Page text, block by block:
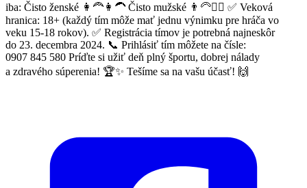
iba: Čisto ženské 👩‍🦰👩‍🦱 Čisto mužské 👨‍🦳👱‍♂️ ✅ Veková
hranica: 18+ (každý tím môže mať jednu výnimku pre hráča vo
veku 15-18 rokov). ✅ Registrácia tímov je potrebná najneskôr
do 23. decembra 2024. 📞 Prihlásiť tím môžete na čísle:
0907 845 580 Príďte si užiť deň plný športu, dobrej nálady
a zdravého súperenia! 🏆✨ Tešíme sa na vašu účasť! 🙌